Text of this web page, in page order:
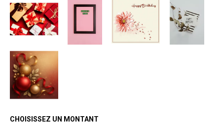
CHOISISSEZ UN MONTANT